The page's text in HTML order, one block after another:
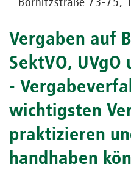
Bornitzstraße 73-75,
Vergaben auf
SektVO, UVgO
-
wichtigsten
praktizieren
handhaben